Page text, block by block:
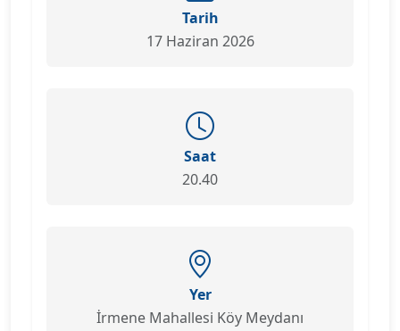
Tarih
17 Haziran 2026
Saat
20.40
Yer
İrmene Mahallesi Köy Meydanı